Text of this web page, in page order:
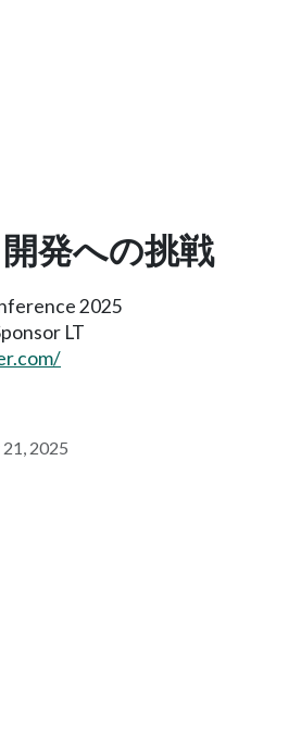
発への挑戦
2025
LT
2025